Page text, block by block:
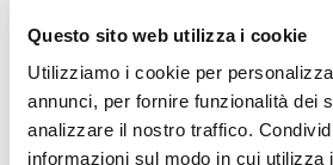
Questo sito web utilizza i cookie
Utilizziamo i cookie per
annunci, per fornire funzionalità dei
analizzare il nostro traffico.
informazioni sul modo in cui utilizza
Oltre lo scadenzario: la
che salva il tuo cash flow
ReadyAmministrazione